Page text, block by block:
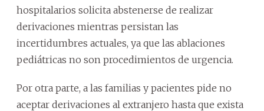
hospitalarios solicita abstenerse de realizar
derivaciones mientras persistan las
incertidumbres actuales, ya que las ablaciones
pediátricas no son procedimientos de urgencia.
Por otra parte, a las familias y pacientes pide no
aceptar derivaciones al extranjero hasta que exista